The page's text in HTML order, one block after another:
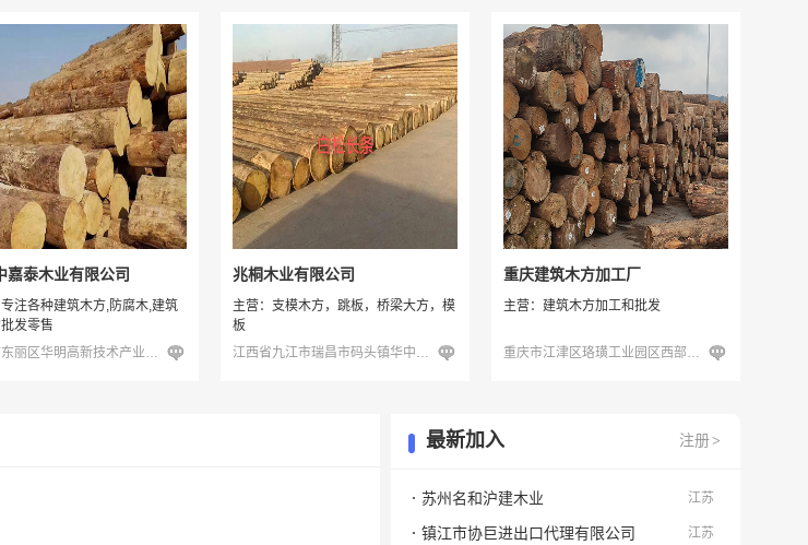
嘉泰木业有限公司
注各种建筑木方,防腐木,建筑
发零售
天津市东丽区华明高新技术产业园区华丰路6号A座2-5893室
兆桐木业有限公司
主营：支模木方，跳板，桥梁大方，模
板
江西省九江市瑞昌市码头镇华中一区
重庆建筑木方加工厂
主营：建筑木方加工和批发
重庆市江津区珞璜工业园区西部物流188号库
注册>
最新加入
江苏
苏州名和沪建木业
江苏
镇江市协巨进出口代理有限公司